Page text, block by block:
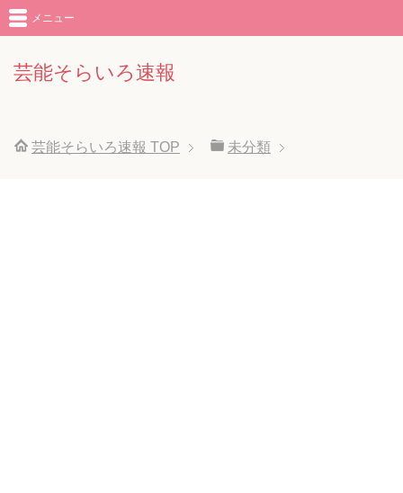
芸能そらいろ速報
メニュー
芸能そらいろ速報 TOP 未分類